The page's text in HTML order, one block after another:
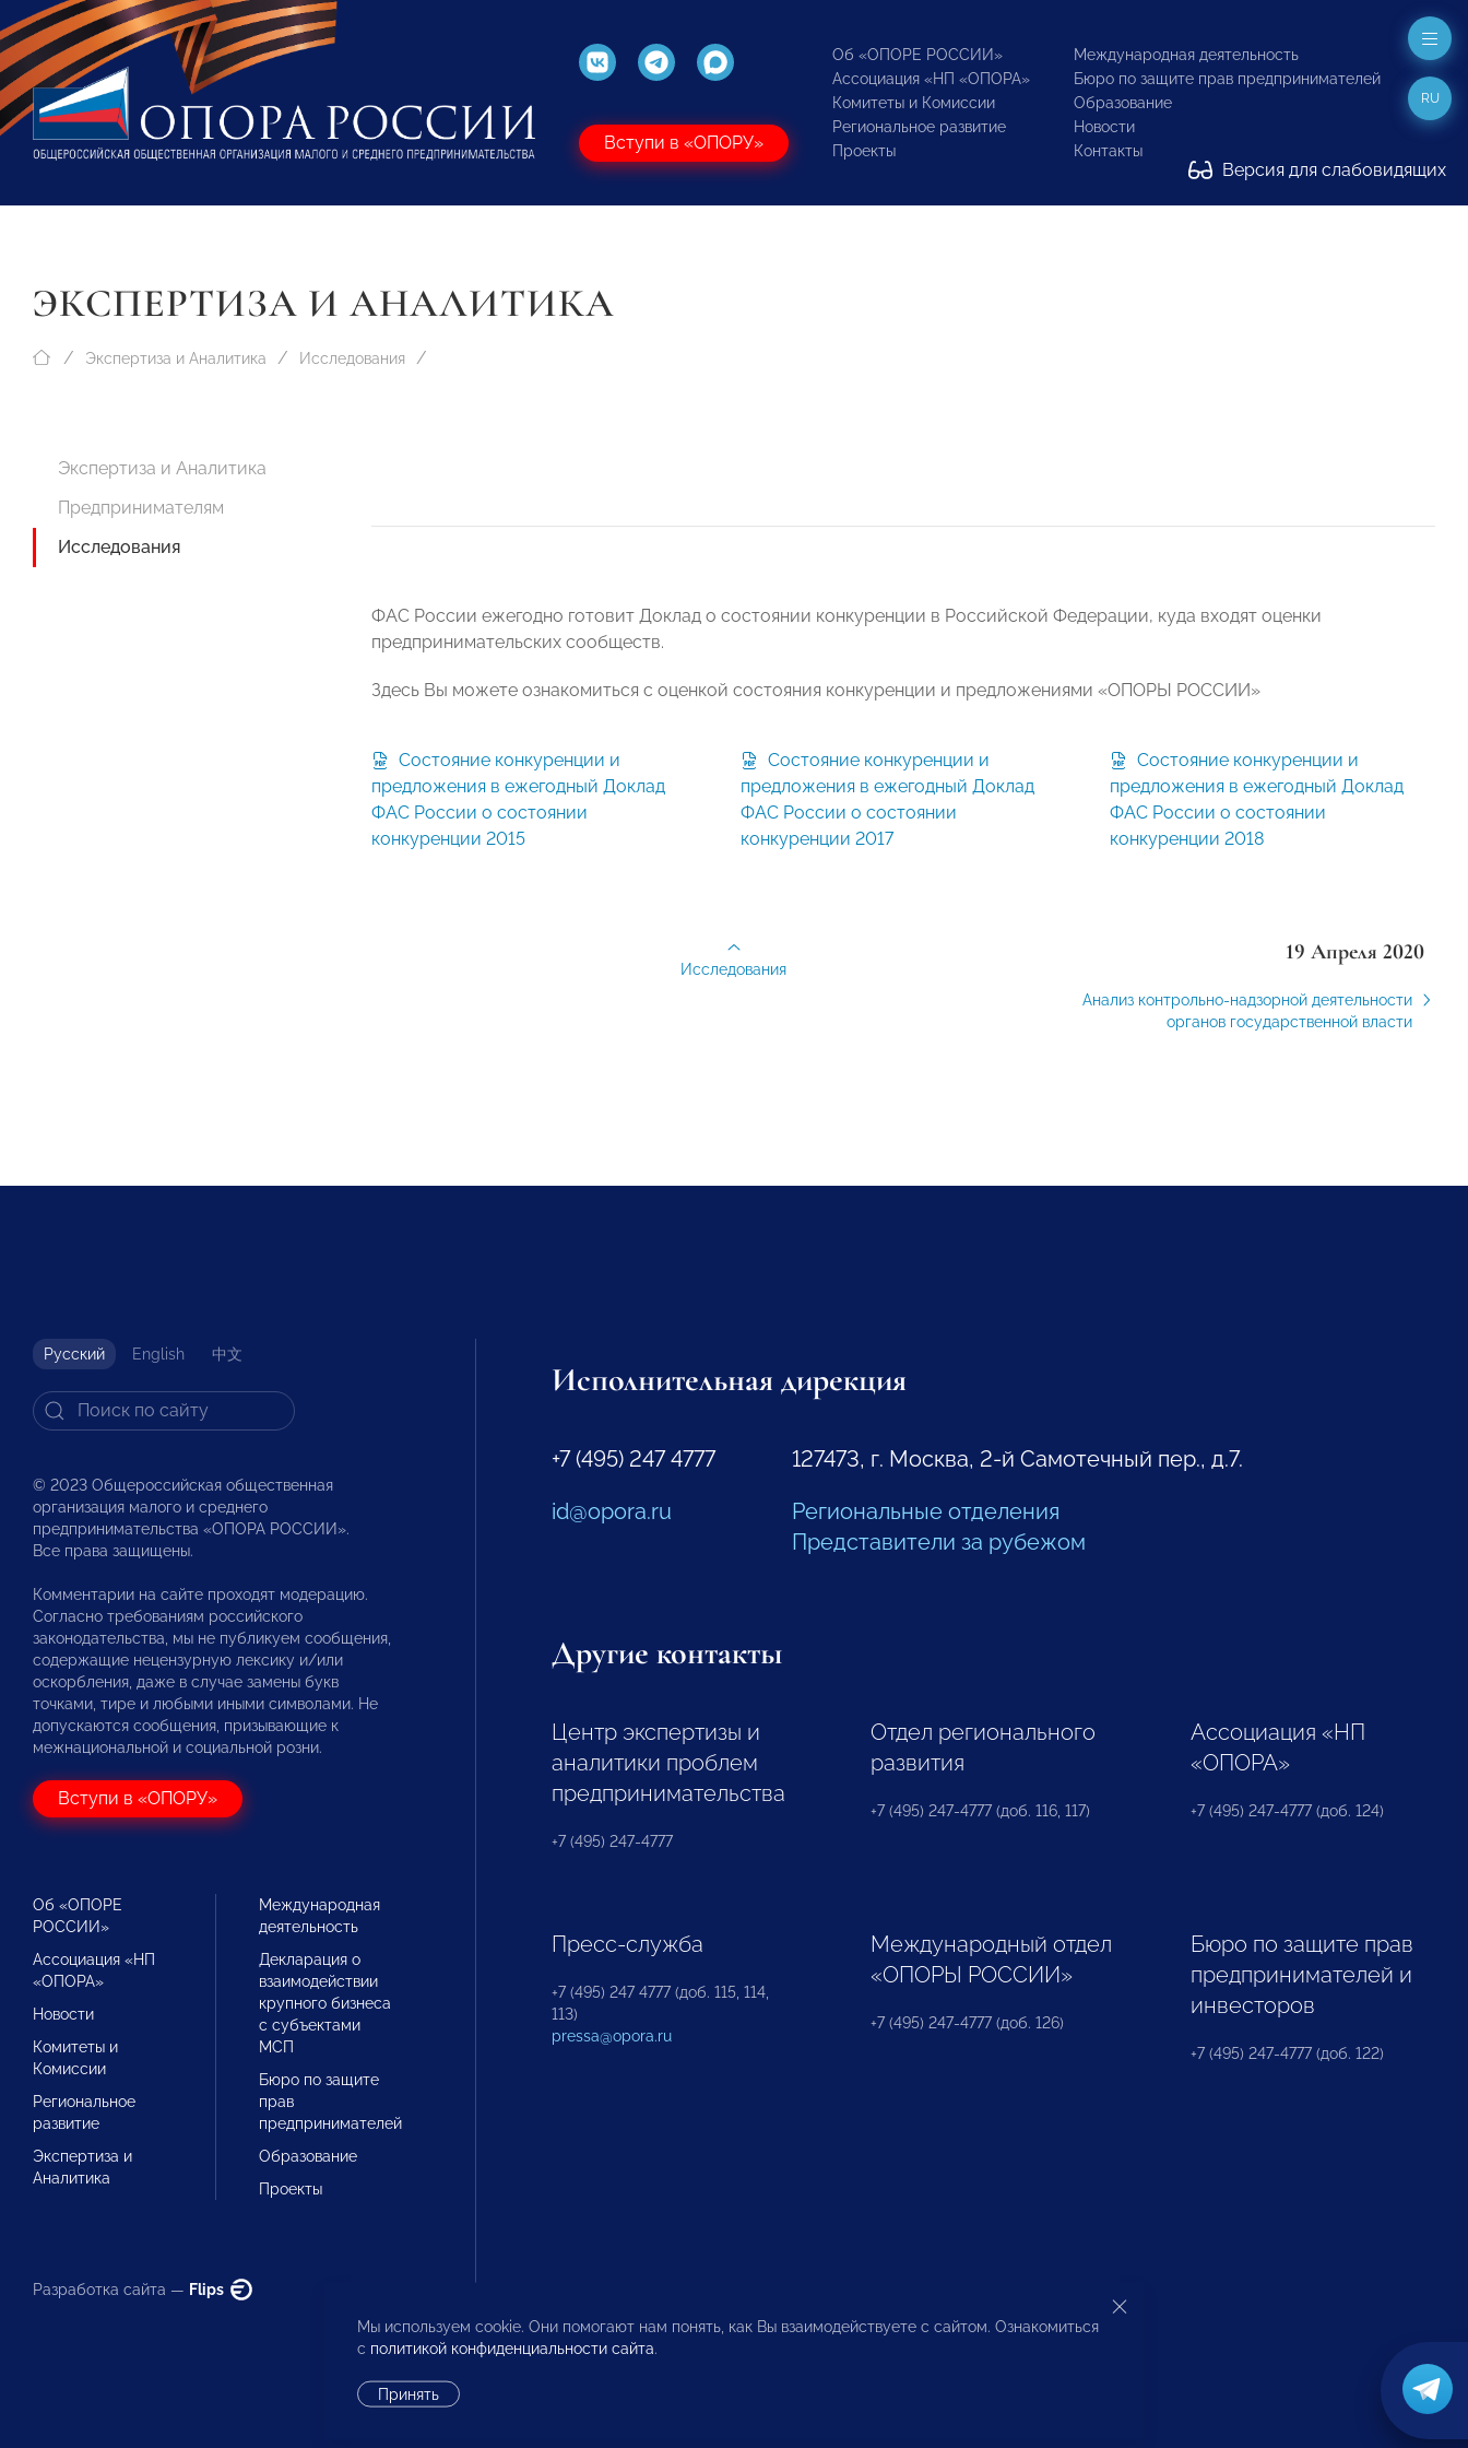
Вступи в «ОПОРУ»
Об «ОПОРЕ РОССИИ»
Ассоциация «НП «ОПОРА»
Комитеты и Комиссии
Региональное развитие
Проекты
Международная деятельность
Бюро по защите прав предпринимателей
Образование
Новости
Контакты
Версия для слабовидящих
RU
ЭКСПЕРТИЗА И АНАЛИТИКА
Экспертиза и Аналитика Исследования
Экспертиза и Аналитика
Предпринимателям
Исследования
ФАС России ежегодно готовит Доклад о состоянии конкуренции в Российской Федерации, куда входят оценки
предпринимательских сообществ.
Здесь Вы можете ознакомиться с оценкой состояния конкуренции и предложениями «ОПОРЫ РОССИИ»
предложения в ежегодный Доклад
ФАС России о состоянии
конкуренции 2015
предложения в ежегодный Доклад
ФАС России о состоянии
конкуренции 2017
предложения в ежегодный Доклад
ФАС России о состоянии
конкуренции 2018
19 Апреля 2020
Анализ контрольно-надзорной деятельности
органов государственной власти
Исследования
Русский English 中文
© 2023 Общероссийская общественная
организация малого и среднего
предпринимательства «ОПОРА РОССИИ».
Все права защищены.
Комментарии на сайте проходят модерацию.
Согласно требованиям российского
законодательства, мы не публикуем сообщения,
содержащие нецензурную лексику и/или
оскорбления, даже в случае замены букв
точками, тире и любыми иными символами. Не
допускаются сообщения, призывающие к
межнациональной и социальной розни.
Вступи в «ОПОРУ»
Об «ОПОРЕ
РОССИИ»
Ассоциация «НП
«ОПОРА»
Новости
Комитеты и
Комиссии
Региональное
развитие
Экспертиза и
Аналитика
Международная
деятельность
Декларация о
взаимодействии
крупного бизнеса
с субъектами
МСП
Бюро по защите
прав
предпринимателей
Образование
Проекты
Разработка сайта — Flips
Исполнительная дирекция
+7 (495) 247 4777
id@opora.ru
127473, г. Москва, 2-й Самотечный пер., д.7.
Региональные отделения
Представители за рубежом
Другие контакты
Центр экспертизы и
аналитики проблем
предпринимательства
+7 (495) 247-4777
Отдел регионального
развития
+7 (495) 247-4777 (доб. 116, 117)
Ассоциация «НП
«ОПОРА»
+7 (495) 247-4777 (доб. 124)
Пресс-служба
+7 (495) 247 4777 (доб. 115, 114,
113)
pressa@opora.ru
Международный отдел
«ОПОРЫ РОССИИ»
+7 (495) 247-4777 (доб. 126)
Бюро по защите прав
предпринимателей и
инвесторов
+7 (495) 247-4777 (доб. 122)
Мы используем cookie. Они помогают нам понять, как Вы взаимодействуете с сайтом. Ознакомиться
с политикой конфиденциальности сайта.
Принять